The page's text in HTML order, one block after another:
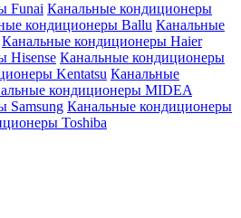
Funai Канальные кондиционеры
кондиционеры Ballu Канальные
Канальные кондиционеры Haier
Hisense Канальные кондиционеры
Kentatsu Канальные
кондиционеры MIDEA
Samsung Канальные кондиционеры
Toshiba